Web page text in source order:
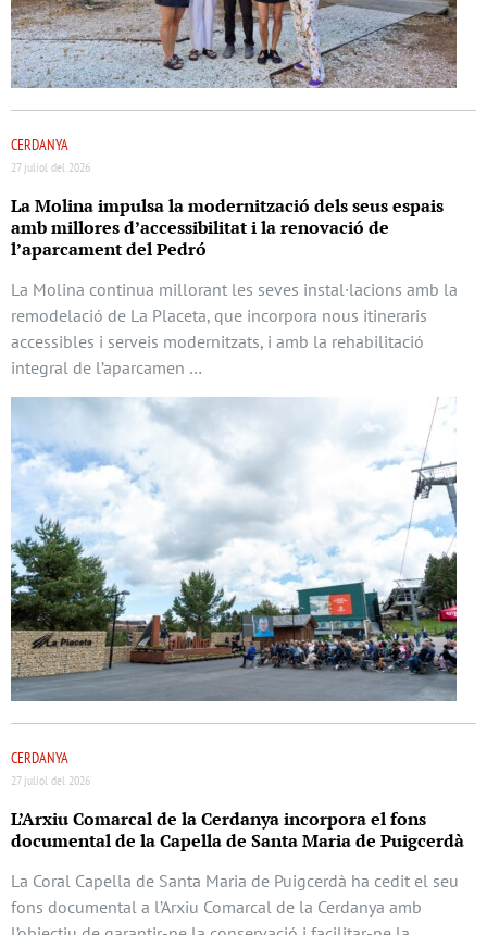
CERDANYA
27 juliol del 2026
La Molina impulsa la modernització dels seus espais
amb millores d’accessibilitat i la renovació de
l’aparcament del Pedró
La Molina continua millorant les seves instal·lacions amb la
remodelació de La Placeta, que incorpora nous itineraris
accessibles i serveis modernitzats, i amb la rehabilitació
integral de l’aparcamen …
CERDANYA
27 juliol del 2026
L’Arxiu Comarcal de la Cerdanya incorpora el fons
documental de la Capella de Santa Maria de Puigcerdà
La Coral Capella de Santa Maria de Puigcerdà ha cedit el seu
fons documental a l’Arxiu Comarcal de la Cerdanya amb